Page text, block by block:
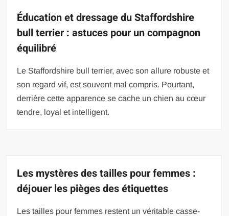
Éducation et dressage du Staffordshire
bull terrier : astuces pour un compagnon
équilibré
Le Staffordshire bull terrier, avec son allure robuste et
son regard vif, est souvent mal compris. Pourtant,
derrière cette apparence se cache un chien au cœur
tendre, loyal et intelligent.
Les mystères des tailles pour femmes :
déjouer les pièges des étiquettes
Les tailles pour femmes restent un véritable casse-